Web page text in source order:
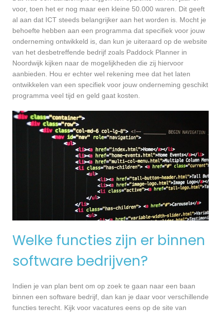
voor, toen het er nog maar een kleine 50.000 waren. Dit geeft
al aan dat ICT steeds belangrijker aan het worden is. Mocht je
behoefte hebben aan een programma dat specifiek voor jouw
onderneming ontwikkeld is, dan kun je uiteraard op de website
van het desbetreffende bedrijf zoals Paddock Planner in
Noordwijk kijken naar de mogelijkheden die zij hiervoor
aanbieden. Hou er echter wel rekening mee dat het laten
ontwikkelen van een specifiek voor jouw onderneming geschikt
programma veel tijd en geld gaat kosten.
Welke functies zijn er binnen
software bedrijven?
Indien je van plan bent om op zoek te gaan naar een baan
binnen een software bedrijf, dan kan je daar voor verschillende
functies terecht. Kijk voor vacatures eens op de site van